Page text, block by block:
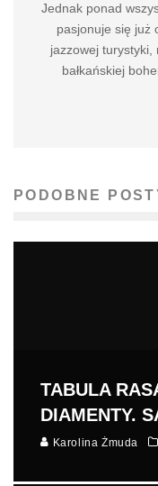
Jednak ponad
pasjonuje się już
jazzowej
bałkańskiej
PODOBNE
TABULA
DIAMENTY.
Karolina Żmuda